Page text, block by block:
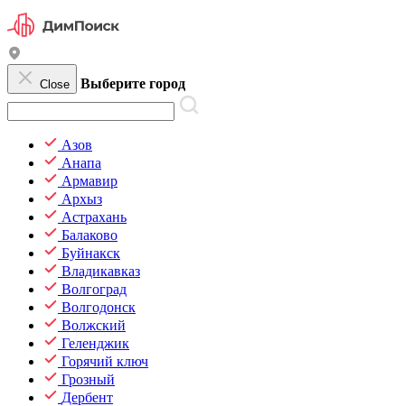
Close Выберите город
Азов
Анапа
Армавир
Архыз
Астрахань
Балаково
Буйнакск
Владикавказ
Волгоград
Волгодонск
Волжский
Геленджик
Горячий ключ
Грозный
Дербент